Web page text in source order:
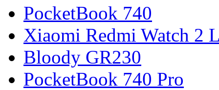
PocketBook 740
Xiaomi Redmi Watch 2
Bloody GR230
PocketBook 740 Pro